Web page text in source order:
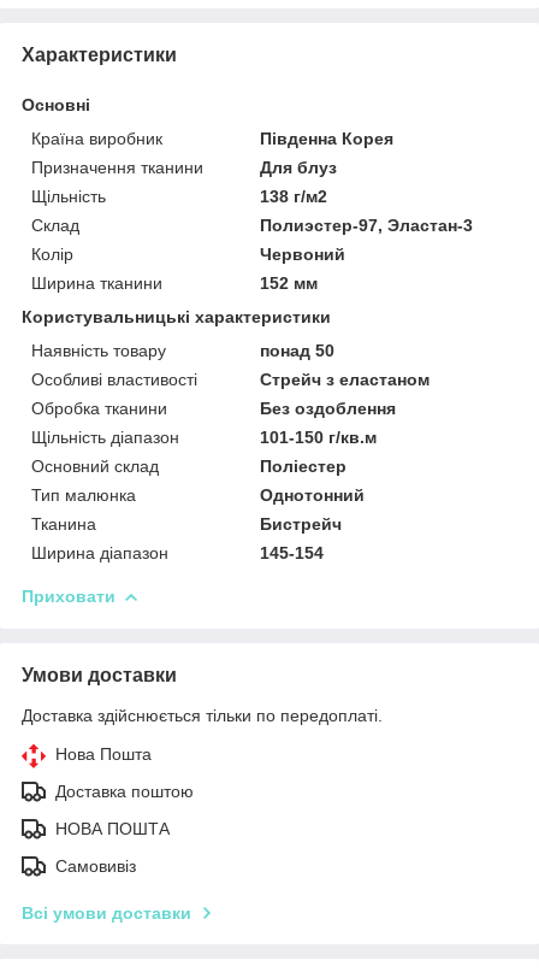
Характеристики
Основні
Країна виробник
Південна Корея
Призначення тканини
Для блуз
Щільність
138 г/м2
Склад
Полиэстер-97, Эластан-3
Колір
Червоний
Ширина тканини
152 мм
Користувальницькі характеристики
Наявність товару
понад 50
Особливі властивості
Стрейч з еластаном
Обробка тканини
Без оздоблення
Щільність діапазон
101-150 г/кв.м
Основний склад
Поліестер
Тип малюнка
Однотонний
Тканина
Бистрейч
Ширина діапазон
145-154
Приховати
Умови доставки
Доставка здійснюється тільки по передоплаті.
Нова Пошта
Доставка поштою
НОВА ПОШТА
Самовивіз
Всі умови доставки